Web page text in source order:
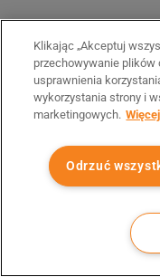
Klikając „Akceptuj
przechowywanie plików
usprawnienia
wykorzystania strony i
marketingowych.
Odrzuć